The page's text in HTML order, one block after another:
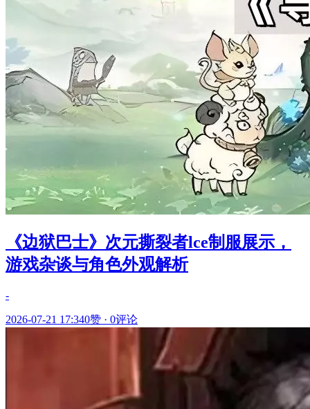
《边狱巴士》次元撕裂者lce制服展示，
游戏杂谈与角色外观解析
-
2026-07-21 17:340赞 · 0评论